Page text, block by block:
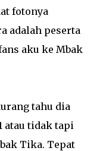
fotonya
adalah peserta
aku ke Mbak
tahu dia
atau tidak tapi
Tika. Tepat